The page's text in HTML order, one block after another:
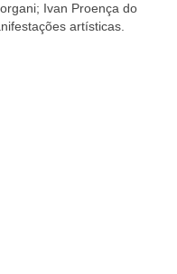
Ivan Proença do
artísticas.